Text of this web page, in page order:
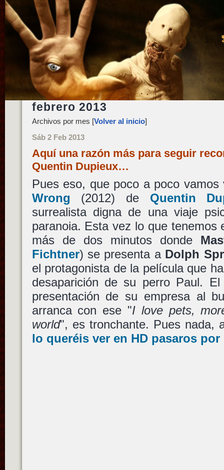
febrero 2013
Archivos por mes [Volver al inicio]
Sáb 2 Feb 2013
Aquí una razón más para seguir
Quentin Dupieux…
Pues eso, que poco a poco
Wrong (2012) de Quentin
surrealista digna de una viaje
paranoia. Esta vez lo que tenemos
más de dos minutos donde
Fichtner) se presenta a Dolph
el protagonista de la película que
desaparición de su perro Paul.
presentación de su empresa al
arranca con ese "I love pets,
world", es tronchante. Pues
lo queréis ver en HD pasaros por